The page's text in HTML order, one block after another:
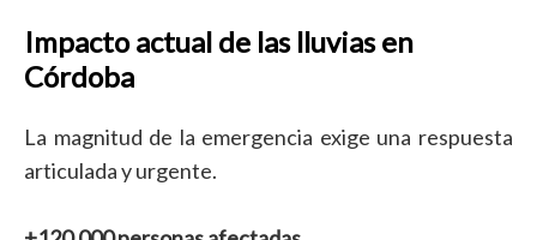
Impacto actual de las lluvias en
Córdoba
La magnitud de la emergencia exige una respuesta
articulada y urgente.